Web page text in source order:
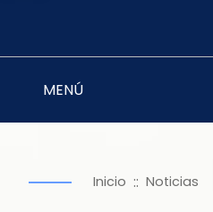
MENÚ
Inicio :: Noticias